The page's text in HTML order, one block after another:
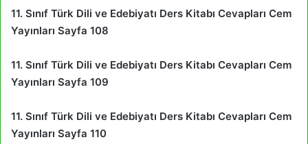
11. Sınıf Türk Dili ve Edebiyatı Ders Kitabı Cevapları Cem
Yayınları Sayfa 108
11. Sınıf Türk Dili ve Edebiyatı Ders Kitabı Cevapları Cem
Yayınları Sayfa 109
11. Sınıf Türk Dili ve Edebiyatı Ders Kitabı Cevapları Cem
Yayınları Sayfa 110